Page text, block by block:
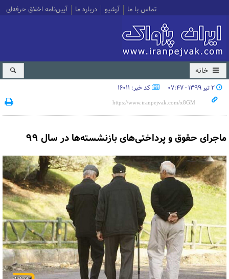
تماس با ما آرشیو درباره ما آیین‌نامه اخلاق حرفه‌ای
خانه
۲ تیر ۱۳۹۹ - ۰۷:۴۷ کد خبر: 16011
ماجرای حقوق و پرداختی‌های بازنشسته‌ها در سال ۹۹